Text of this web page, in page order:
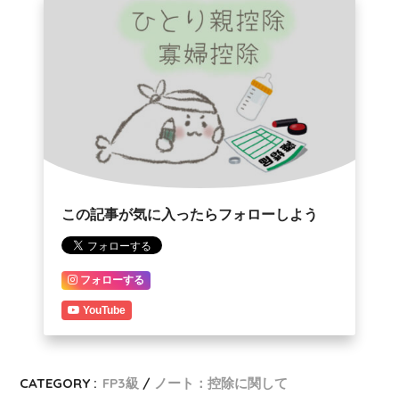
この記事が気に入ったらフォローしよう
フォローする
YouTube
CATEGORY : FP3級
ノート：控除に関して